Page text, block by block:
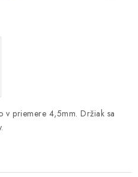
v priemere 4,5mm. Držiak sa